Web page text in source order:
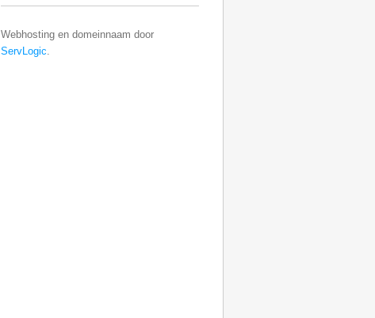
Webhosting en domeinnaam door
ServLogic.